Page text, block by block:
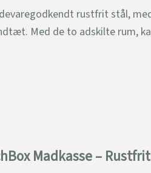
rustfrit stål,
Med de to adskilte rum,
Madkasse –